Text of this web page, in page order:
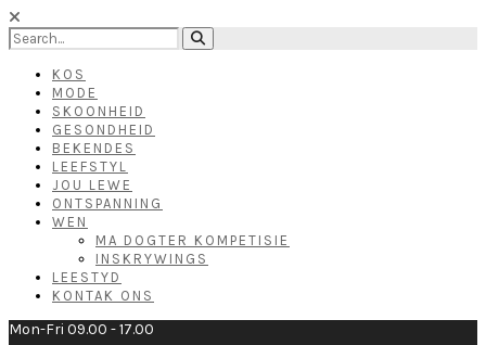
KOS
MODE
SKOONHEID
GESONDHEID
BEKENDES
LEEFSTYL
JOU LEWE
ONTSPANNING
WEN
MA DOGTER KOMPETISIE
INSKRYWINGS
LEESTYD
KONTAK ONS
Mon-Fri 09.00 - 17.00